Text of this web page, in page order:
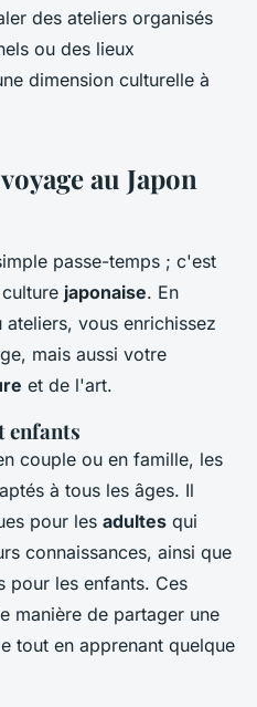
des ateliers organisés
ou des lieux
dimension culturelle à
au Japon
passe-temps ; c'est
japonaise. En
vous enrichissez
mais aussi votre
et de l'art.
enfants
couple ou en famille, les
à tous les âges. Il
pour les adultes qui
connaissances, ainsi que
pour les enfants. Ces
manière de partager une
tout en apprenant quelque